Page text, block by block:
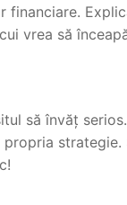
financiare.
vrea să
să învăț